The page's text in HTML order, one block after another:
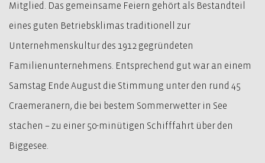
Mitglied. Das gemeinsame Feiern gehört als Bestandteil
eines guten Betriebsklimas traditionell zur
Unternehmenskultur des 1912 gegründeten
Familienunternehmens. Entsprechend gut war an einem
Samstag Ende August die Stimmung unter den rund 45
Craemeranern, die bei bestem Sommerwetter in See
stachen – zu einer 50-minütigen Schifffahrt über den
Biggesee.